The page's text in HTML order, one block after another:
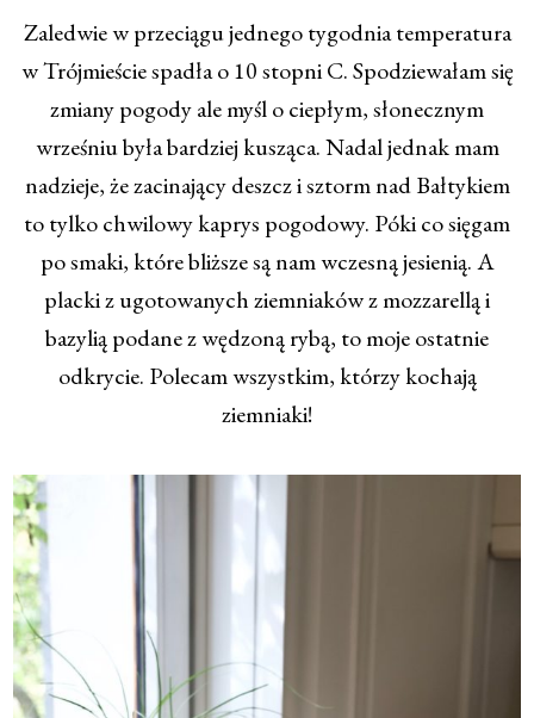
Zaledwie w przeciągu jednego tygodnia temperatura
w Trójmieście spadła o 10 stopni C. Spodziewałam się
zmiany pogody ale myśl o ciepłym, słonecznym
wrześniu była bardziej kusząca. Nadal jednak mam
nadzieje, że zacinający deszcz i sztorm nad Bałtykiem
to tylko chwilowy kaprys pogodowy. Póki co sięgam
po smaki, które bliższe są nam wczesną jesienią. A
placki z ugotowanych ziemniaków z mozzarellą i
bazylią podane z wędzoną rybą, to moje ostatnie
odkrycie. Polecam wszystkim, którzy kochają
ziemniaki!